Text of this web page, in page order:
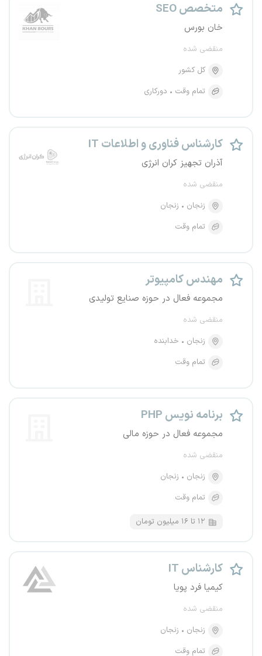
متخصص SEO
خان بورس
منقضی شده
کل کشور
تمام وقت
دورکاری
کارشناس فناوری و اطلاعات IT
آذران تجهیز کران انرژی
منقضی شده
زنجان
زنجان
تمام وقت
مهندس کامپیوتر
مجموعه فعال در حوزه صنایع تولیدی
منقضی شده
زنجان
خدابنده
تمام وقت
برنامه نویس PHP
مجموعه فعال در حوزه مالی
منقضی شده
زنجان
زنجان
تمام وقت
۱۲ تا ۱۶ میلیون تومان
کارشناس IT
کیمیا فرد پویا
منقضی شده
زنجان
زنجان
تمام وقت